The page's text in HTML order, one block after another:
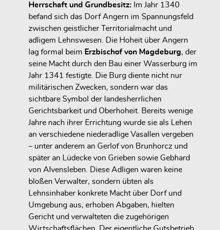
Herrschaft und Grundbesitz: Im Jahr 1340
befand sich das Dorf Angern im Spannungsfeld
zwischen geistlicher Territorialmacht und
adligem Lehnswesen. Die Hoheit über Angern
lag formal beim Erzbischof von Magdeburg, der
seine Macht durch den Bau einer Wasserburg im
Jahr 1341 festigte. Die Burg diente nicht nur
militärischen Zwecken, sondern war das
sichtbare Symbol der landesherrlichen
Gerichtsbarkeit und Oberhoheit. Bereits wenige
Jahre nach ihrer Errichtung wurde sie als Lehen
an verschiedene niederadlige Vasallen vergeben
– unter anderem an Gerlof von Brunhorcz und
später an Lüdecke von Grieben sowie Gebhard
von Alvensleben. Diese Adligen waren keine
bloßen Verwalter, sondern übten als
Lehnsinhaber konkrete Macht über Dorf und
Umgebung aus, erhoben Abgaben, hielten
Gericht und verwalteten die zugehörigen
Wirtschaftsflächen. Der eigentliche Gutsbetrieb